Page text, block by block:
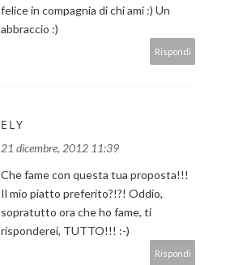
felice in compagnia di chi ami :) Un
abbraccio :)
Rispondi
ELY
21 dicembre, 2012 11:39
Che fame con questa tua proposta!!!
Il mio piatto preferito?!?! Oddio,
sopratutto ora che ho fame, ti
risponderei, TUTTO!!! :-)
Rispondi